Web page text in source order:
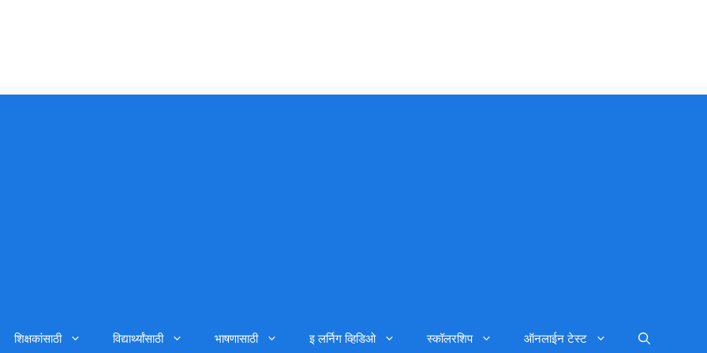
शिक्षकांसाठी विद्यार्थ्यांसाठी भाषणासाठी इ लर्निग व्हिडिओ स्कॉलरशिप ऑनलाईन टेस्ट